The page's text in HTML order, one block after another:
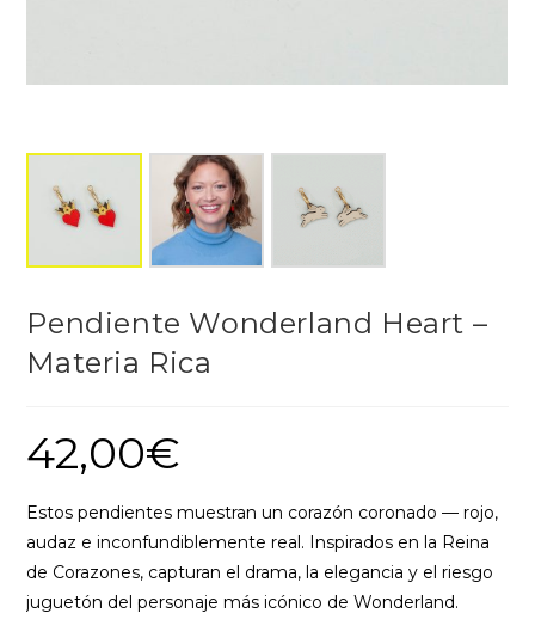
Pendiente Wonderland Heart –
Materia Rica
42,00€
Estos pendientes muestran un corazón coronado — rojo,
audaz e inconfundiblemente real. Inspirados en la Reina
de Corazones, capturan el drama, la elegancia y el riesgo
juguetón del personaje más icónico de Wonderland.